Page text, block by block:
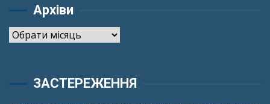
Архіви
Архіви
ЗАСТЕРЕЖЕННЯ